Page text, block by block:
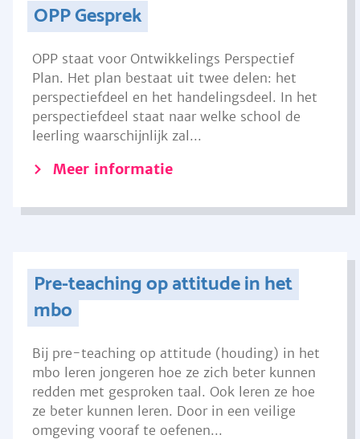
OPP Gesprek
OPP staat voor Ontwikkelings Perspectief
Plan. Het plan bestaat uit twee delen: het
perspectiefdeel en het handelingsdeel. In het
perspectiefdeel staat naar welke school de
leerling waarschijnlijk zal...
Meer informatie
Pre-teaching op attitude in het
mbo
Bij pre-teaching op attitude (houding) in het
mbo leren jongeren hoe ze zich beter kunnen
redden met gesproken taal. Ook leren ze hoe
ze beter kunnen leren. Door in een veilige
omgeving vooraf te oefenen...